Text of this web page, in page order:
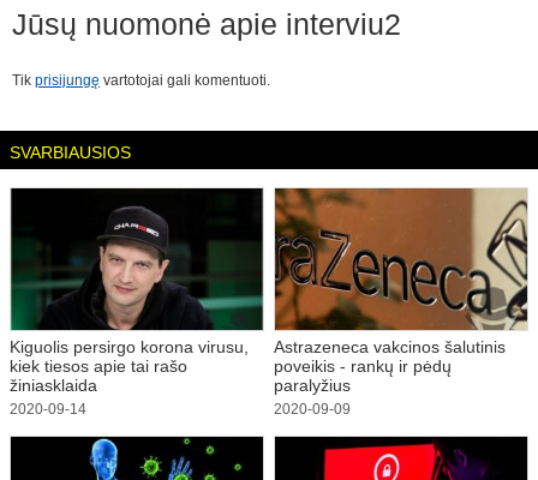
Jūsų nuomonė apie interviu2
Tik prisijungę vartotojai gali komentuoti.
SVARBIAUSIOS
Kiguolis persirgo korona virusu,
kiek tiesos apie tai rašo
žiniasklaida
2020-09-14
Astrazeneca vakcinos šalutinis
poveikis - rankų ir pėdų
paralyžius
2020-09-09